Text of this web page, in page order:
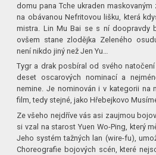
domu pana Tche ukraden
na obávanou Nefritovou lišku, která
mistra. Lin Mu Bai se s ní doopravdy
ovšem stane zlodějka Zeleného
není nikdo jiný než Jen Yu…
Tygr a drak posbíral od svého
deset oscarových nominací a
nemine. Je nominován i v kategorii na
film, tedy stejné, jako Hřebejkovo
Ze všeho nejdříve vás asi zaujmou
si vzal na starost Yuen Wo-Ping, který
Jeho systém tažných lan (wire-fu),
Choreografie bojových scén, které